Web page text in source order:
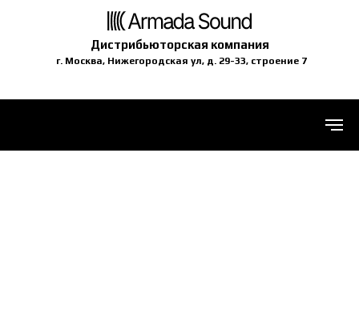
Дистрибьюторская компания
г. Москва, Нижегородская ул, д. 29-33, строение 7